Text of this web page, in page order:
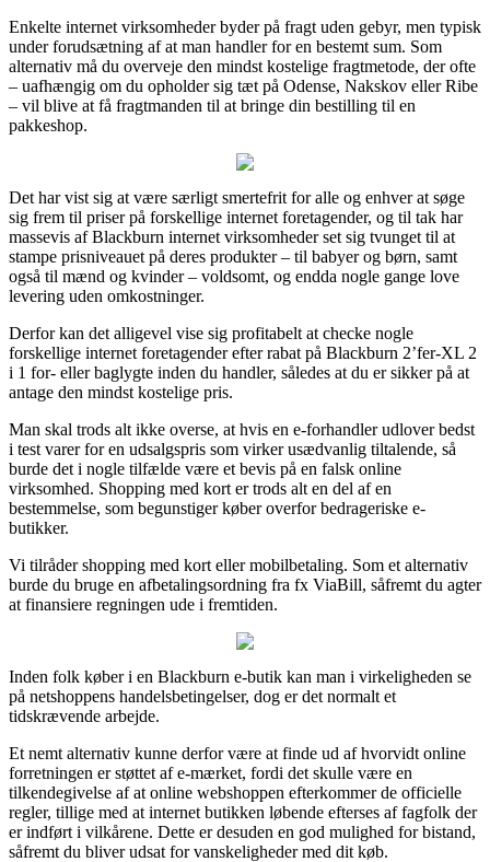
Enkelte internet virksomheder byder på fragt uden gebyr, men typisk
under forudsætning af at man handler for en bestemt sum. Som
alternativ må du overveje den mindst kostelige fragtmetode, der ofte
– uafhængig om du opholder sig tæt på Odense, Nakskov eller Ribe
– vil blive at få fragtmanden til at bringe din bestilling til en
pakkeshop.
Det har vist sig at være særligt smertefrit for alle og enhver at søge
sig frem til priser på forskellige internet foretagender, og til tak har
massevis af Blackburn internet virksomheder set sig tvunget til at
stampe prisniveauet på deres produkter – til babyer og børn, samt
også til mænd og kvinder – voldsomt, og endda nogle gange love
levering uden omkostninger.
Derfor kan det alligevel vise sig profitabelt at checke nogle
forskellige internet foretagender efter rabat på Blackburn 2’fer-XL 2
i 1 for- eller baglygte inden du handler, således at du er sikker på at
antage den mindst kostelige pris.
Man skal trods alt ikke overse, at hvis en e-forhandler udlover bedst
i test varer for en udsalgspris som virker usædvanlig tiltalende, så
burde det i nogle tilfælde være et bevis på en falsk online
virksomhed. Shopping med kort er trods alt en del af en
bestemmelse, som begunstiger køber overfor bedrageriske e-
butikker.
Vi tilråder shopping med kort eller mobilbetaling. Som et alternativ
burde du bruge en afbetalingsordning fra fx ViaBill, såfremt du agter
at finansiere regningen ude i fremtiden.
Inden folk køber i en Blackburn e-butik kan man i virkeligheden se
på netshoppens handelsbetingelser, dog er det normalt et
tidskrævende arbejde.
Et nemt alternativ kunne derfor være at finde ud af hvorvidt online
forretningen er støttet af e-mærket, fordi det skulle være en
tilkendegivelse af at online webshoppen efterkommer de officielle
regler, tillige med at internet butikken løbende efterses af fagfolk der
er indført i vilkårene. Dette er desuden en god mulighed for bistand,
såfremt du bliver udsat for vanskeligheder med dit køb.